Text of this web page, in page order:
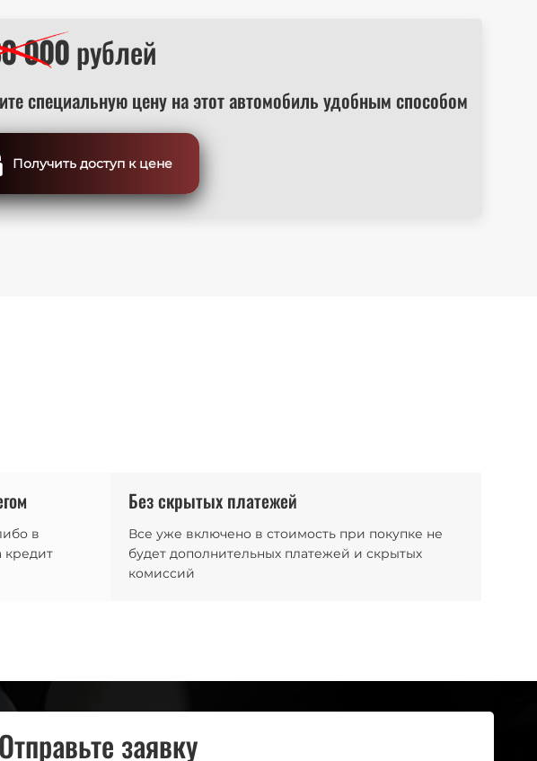
000рублей
специальную цену на этот автомобиль удобным способом
Получить доступ к цене
в
кредит
Без скрытых платежей
Все уже включено в стоимость при покупке не
будет дополнительных платежей и скрытых
комиссий
Отправьте заявку